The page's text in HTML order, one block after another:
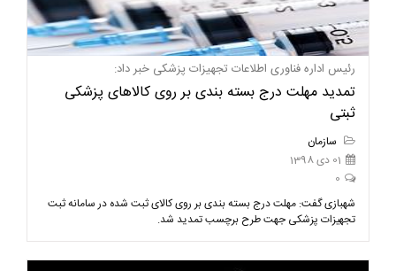
رئیس اداره فناوری اطلاعات تجهیزات پزشکی خبر داد:
تمدید مهلت درج بسته بندی بر روی کالاهای پزشکی
ثبتی
سازمان
01 دی 1398
0
شهبازی گفت: مهلت درج بسته بندی بر روی کالای ثبت شده در سامانه ثبت
تجهیزات پزشکی جهت طرح برچسب تمدید شد.